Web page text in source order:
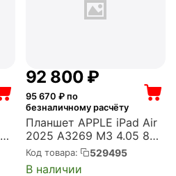
92 800 ₽
95 670 ₽ по
безналичному расчёту
Планшет APPLE iPad Air
2025 A3269 M3 4.05 8C
RAM8Gb ROM128Gb 13"
IPS 2732x2048 5G eSIM
Код товара: 529495
В наличии